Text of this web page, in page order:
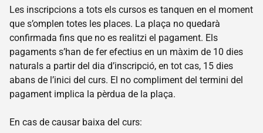
Fem
xarxa
Transparència
Fes un
donatiu
Escoltes
Catalans
Projectes
Les inscripcions a tots els cursos es tanquen en el moment
que s’omplen totes les places. La plaça no quedarà
confirmada fins que no es realitzi el pagament. Els
pagaments s’han de fer efectius en un màxim de 10 dies
naturals a partir del dia d’inscripció, en tot cas, 15 dies
abans de l’inici del curs. El no compliment del termini del
pagament implica la pèrdua de la plaça.
En cas de causar baixa del curs: